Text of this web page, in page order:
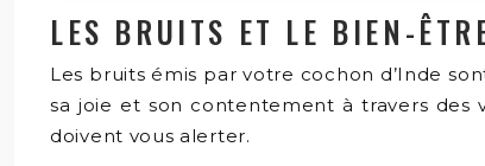
LES BRUITS ET LE BIEN-
Les bruits émis par votre cochon d’Inde
sa joie et son contentement à travers des
doivent vous alerter.